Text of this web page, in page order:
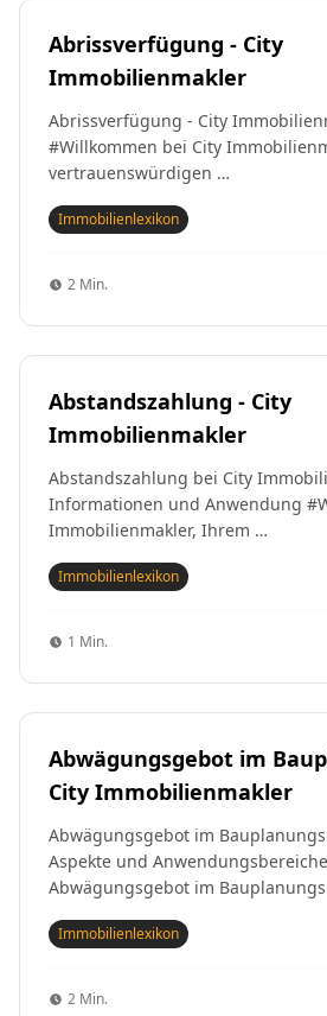
Abrissverfügung - City
Immobilienmakler
Abrissverfügung - City
#Willkommen bei City
vertrauenswürdigen …
Immobilienlexikon
2 Min.
Abstandszahlung - City
Immobilienmakler
Abstandszahlung bei City
Informationen und Anwendung
Immobilienmakler, Ihrem …
Immobilienlexikon
1 Min.
Abwägungsgebot im
City Immobilienmakler
Abwägungsgebot im
Aspekte und
Abwägungsgebot im
Immobilienlexikon
2 Min.